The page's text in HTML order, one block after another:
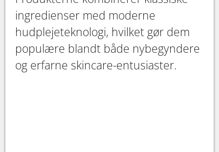
ingredienser med moderne
hudplejeteknologi, hvilket gør dem
populære blandt både nybegyndere
og erfarne skincare-entusiaster.